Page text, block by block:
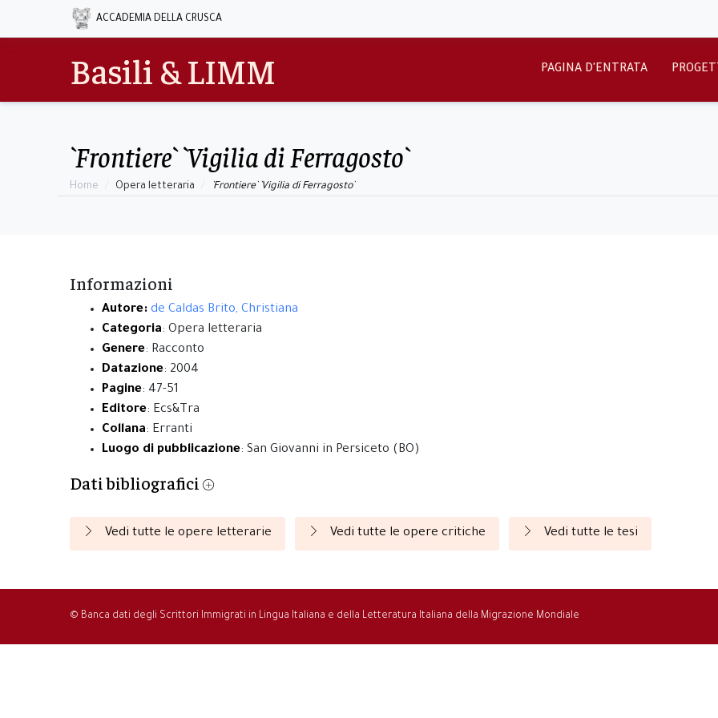
ACCADEMIA DELLA CRUSCA
Basili & LIMM PAGINA D'ENTRATA
`Frontiere` `Vigilia di Ferragosto`
Home Opera letteraria `Frontiere` `Vigilia di Ferragosto`
Informazioni
Autore: de Caldas Brito, Christiana
Categoria: Opera letteraria
Genere: Racconto
Datazione: 2004
Pagine: 47-51
Editore: Ecs&Tra
Collana: Erranti
Luogo di pubblicazione: San Giovanni in Persiceto (BO)
Dati bibliografici
Vedi tutte le opere letterarie Vedi tutte le opere critiche Vedi tutte le tesi
© Banca dati degli Scrittori Immigrati in Lingua Italiana e della Letteratura Italiana della Migrazione Mondiale